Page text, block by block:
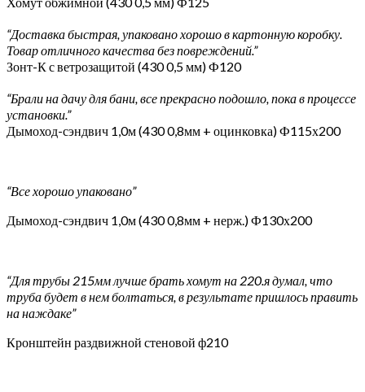
“Доставка быстрая, упаковано хорошо в картонную коробку.
Товар отличного качества без повреждений.”
Зонт-К с ветрозащитой (430 0,5 мм) Ф120
“Брали на дачу для бани, все прекрасно подошло, пока в процессе
установки.”
Дымоход-сэндвич 1,0м (430 0,8мм + оцинковка) Ф115х200
“Все хорошо упаковано”
Дымоход-сэндвич 1,0м (430 0,8мм + нерж.) Ф130х200
“Для трубы 215мм лучше брать хомут на 220.я думал, что
труба будет в нем болтаться, в результате пришлось править
на наждаке”
Кронштейн раздвижной стеновой ф210